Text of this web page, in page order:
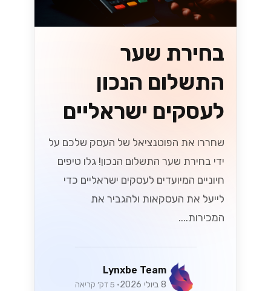
בחירת שער
התשלום הנכון
לעסקים ישראליים
שחררו את הפוטנציאל של העסק שלכם על
ידי בחירת שער התשלום הנכון! גלו טיפים
חיוניים המיועדים לעסקים ישראליים כדי
לייעל את העסקאות ולהגביר את
המכירות....
Lynxbe Team
8 ביולי 2026 • 5 דק׳ קריאה